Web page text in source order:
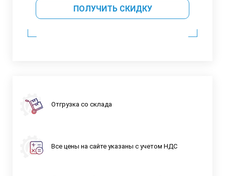
ПОЛУЧИТЬ СКИДКУ
Отгрузка со склада
Все цены на сайте указаны с учетом НДС